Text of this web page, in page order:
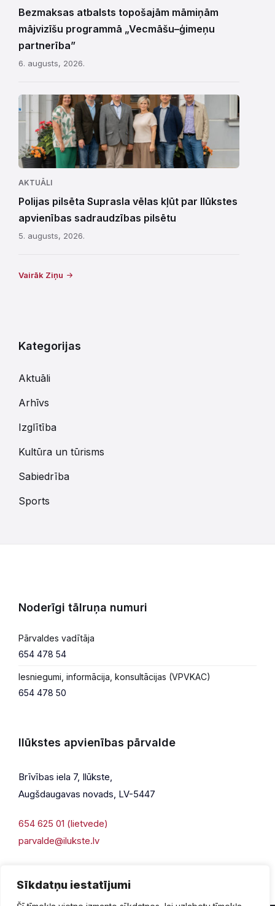
Sīkdatņu iestatījumi
Bezmaksas atbalsts topošajām māmiņām
mājvizīšu programmā „Vecmāšu–ģimeņu
partnerība”
6. augusts, 2026.
AKTUĀLI
Polijas pilsēta Suprasla vēlas kļūt par Ilūkstes
apvienības sadraudzības pilsētu
5. augusts, 2026.
Vairāk Ziņu
Kategorijas
Aktuāli
Arhīvs
Izglītība
Kultūra un tūrisms
Sabiedrība
Sports
Noderīgi tālruņa numuri
Pārvaldes vadītāja
654 478 54
Iesniegumi, informācija, konsultācijas (VPVKAC)
654 478 50
Ilūkstes apvienības pārvalde
Brīvības iela 7, Ilūkste,
Augšdaugavas novads, LV-5447
654 625 01 (lietvede)
parvalde@ilukste.lv